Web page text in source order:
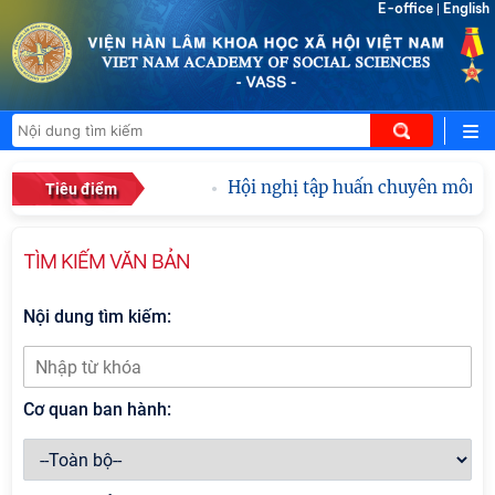
E-office English
Tiêu điểm Hội nghị tập huấn chuyên môn,
TÌM KIẾM VĂN BẢN
Nội dung tìm kiếm:
Cơ quan ban hành: